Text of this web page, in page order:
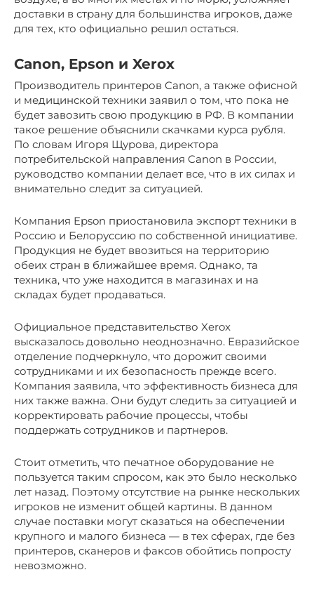
доставки в страну для большинства игроков, даже
для тех, кто официально решил остаться.
Canon, Epson и Xerox
Производитель принтеров Canon, а также офисной
и медицинской техники заявил о том, что пока не
будет завозить свою продукцию в РФ. В компании
такое решение объяснили скачками курса рубля.
По словам Игоря Щурова, директора
потребительской направления Canon в России,
руководство компании делает все, что в их силах и
внимательно следит за ситуацией.
Компания Epson приостановила экспорт техники в
Россию и Белоруссию по собственной инициативе.
Продукция не будет ввозиться на территорию
обеих стран в ближайшее время. Однако, та
техника, что уже находится в магазинах и на
складах будет продаваться.
Официальное представительство Xerox
высказалось довольно неоднозначно. Евразийское
отделение подчеркнуло, что дорожит своими
сотрудниками и их безопасность прежде всего.
Компания заявила, что эффективность бизнеса для
них также важна. Они будут следить за ситуацией и
корректировать рабочие процессы, чтобы
поддержать сотрудников и партнеров.
Стоит отметить, что печатное оборудование не
пользуется таким спросом, как это было несколько
лет назад. Поэтому отсутствие на рынке нескольких
игроков не изменит общей картины. В данном
случае поставки могут сказаться на обеспечении
крупного и малого бизнеса — в тех сферах, где без
принтеров, сканеров и факсов обойтись попросту
невозможно.